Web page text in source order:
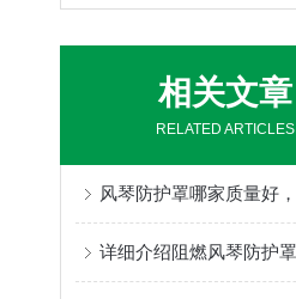
相关文章
RELATED ARTICLES